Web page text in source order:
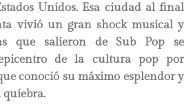
Unidos. Esa ciudad al final
vivió un gran shock musical y
que salieron de Sub Pop se
de la cultura pop por
conoció su máximo esplendor y